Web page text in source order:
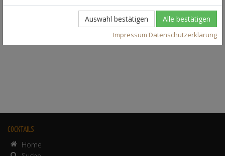
COCKTAILS
Home
Auswahl bestätigen Alle bestätigen
Impressum Datenschutzerklärung